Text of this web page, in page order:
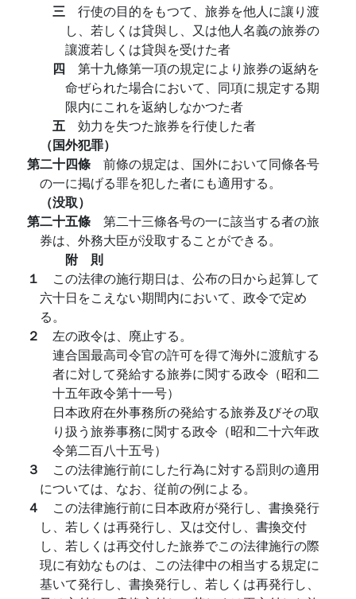
三 行使の目的をもつて、旅券を他人に讓り渡
し、若しくは貸與し、又は他人名義の旅券の
讓渡若しくは貸與を受けた者
四 第十九條第一項の規定により旅券の返納を
命ぜられた場合において、同項に規定する期
限内にこれを返納しなかつた者
五 効力を失つた旅券を行使した者
（国外犯罪）
第二十四條 前條の規定は、国外において同條各号
の一に掲げる罪を犯した者にも適用する。
（没取）
第二十五條 第二十三條各号の一に該当する者の旅
券は、外務大臣が没取することができる。
附 則
１ この法律の施行期日は、公布の日から起算して
六十日をこえない期間内において、政令で定め
る。
２ 左の政令は、廃止する。
連合国最高司令官の許可を得て海外に渡航する
者に対して発給する旅券に関する政令（昭和二
十五年政令第十一号）
日本政府在外事務所の発給する旅券及びその取
り扱う旅券事務に関する政令（昭和二十六年政
令第二百八十五号）
３ この法律施行前にした行為に対する罰則の適用
については、なお、従前の例による。
４ この法律施行前に日本政府が発行し、書換発行
し、若しくは再発行し、又は交付し、書換交付
し、若しくは再交付した旅券でこの法律施行の際
現に有効なものは、この法律中の相当する規定に
基いて発行し、書換発行し、若しくは再発行し、